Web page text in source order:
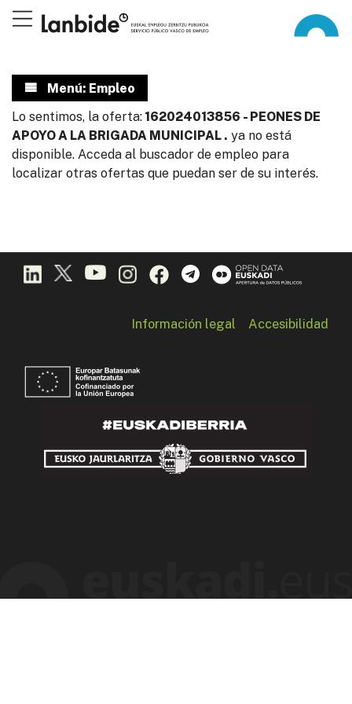
Menú: Empleo
Lo sentimos, la oferta: 162024013856 - PEONES DE
APOYO A LA BRIGADA MUNICIPAL . ya no está
disponible. Acceda al buscador de empleo para
localizar otras ofertas que puedan ser de su interés.
Información legal Accesibilidad